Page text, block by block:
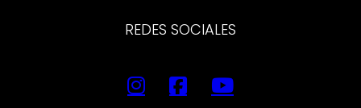
REDES SOCIALES